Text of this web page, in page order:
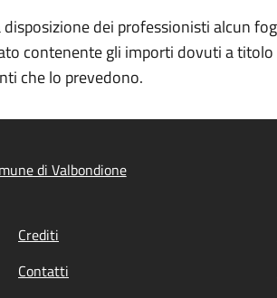
dei professionisti alcun
contenente gli importi dovuti a
che lo prevedono.
di Valbondione
Crediti
Contatti